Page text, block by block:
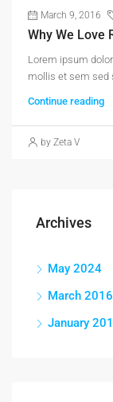
March 9, 2016
Why We Love
Lorem ipsum
mollis et sem sed
Continue reading
by Zeta V
Archives
May 2024
March 2016
January